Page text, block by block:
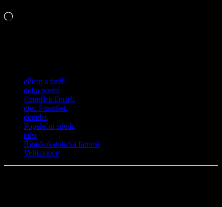
Načítání…
děkan a farář
doba postní
František Dostál
otec František
popelec
Popeleční středa
půst
Římskokatolická farnost
Velikonoce